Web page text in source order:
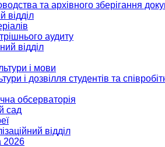
та архівного зберігання
відділ
аудиту
відділ
і мови
і дозвілля студентів та
обсерваторія
сад
відділ
2026